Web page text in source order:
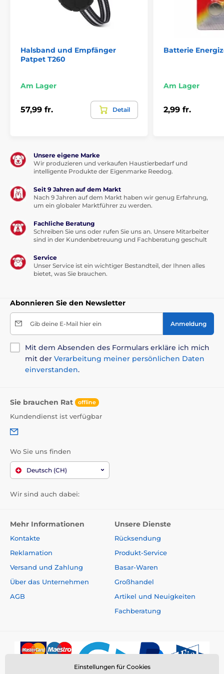
Halsband und Empfänger
Patpet T260
Am Lager
57,99 fr. Detail
Batterie
Am Lager
2,99 fr.
Unsere eigene Marke
Wir produzieren und verkaufen Haustierbedarf und
intelligente Produkte der Eigenmarke Reedog.
Seit 9 Jahren auf dem Markt
Nach 9 Jahren auf dem Markt haben wir genug Erfahrung,
um ein globaler Marktführer zu werden.
Fachliche Beratung
Schreiben Sie uns oder rufen Sie uns an. Unsere Mitarbeiter
sind in der Kundenbetreuung und Fachberatung geschult
Service
Unser Service ist ein wichtiger Bestandteil, der Ihnen alles
bietet, was Sie brauchen.
Abonnieren Sie den Newsletter
Gib deine E-Mail hier ein Anmeldung
Mit dem Absenden des Formulars erkläre ich mich
mit der Verarbeitung meiner persönlichen Daten
einverstanden.
Sie brauchen Rat offline
Kundendienst ist verfügbar
Wo Sie uns finden
Deutsch (CH)
Wir sind auch dabei:
Mehr Informationen
Kontakte
Reklamation
Versand und Zahlung
Über das Unternehmen
AGB
Unsere Dienste
Rücksendung
Produkt-Service
Basar-Waren
Großhandel
Artikel und Neuigkeiten
Fachberatung
Einstellungen für Cookies